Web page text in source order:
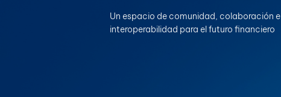
Un espacio de comunidad, colaboración e
interoperabilidad para el futuro financiero